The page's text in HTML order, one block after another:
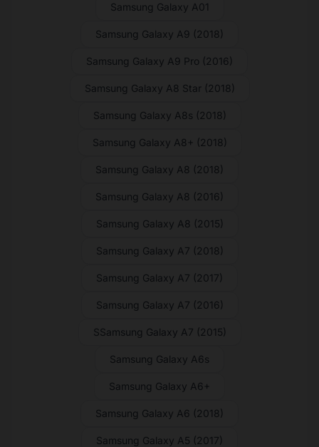
Samsung Galaxy A01
Samsung Galaxy A9 (2018)
Samsung Galaxy A9 Pro (2016)
Samsung Galaxy A8 Star (2018)
Samsung Galaxy A8s (2018)
Samsung Galaxy A8+ (2018)
Samsung Galaxy A8 (2018)
Samsung Galaxy A8 (2016)
Samsung Galaxy A8 (2015)
Samsung Galaxy A7 (2018)
Samsung Galaxy A7 (2017)
Samsung Galaxy A7 (2016)
SSamsung Galaxy A7 (2015)
Samsung Galaxy A6s
Samsung Galaxy A6+
Samsung Galaxy A6 (2018)
Samsung Galaxy A5 (2017)